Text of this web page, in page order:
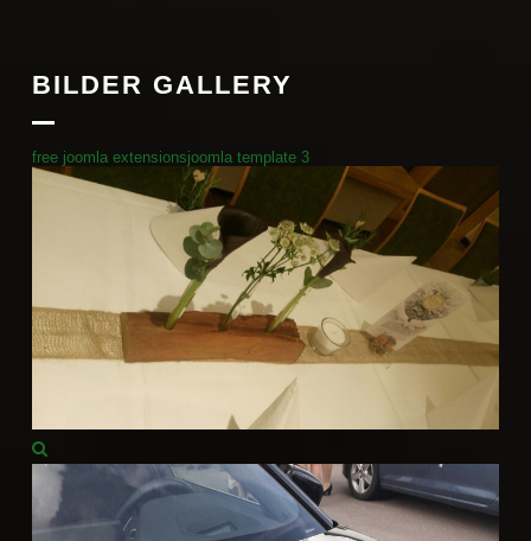
BILDER GALLERY
free joomla extensionsjoomla template 3